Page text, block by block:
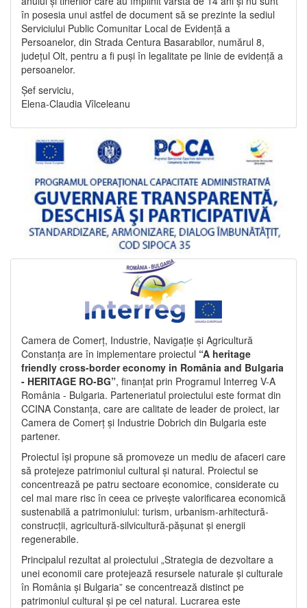
în posesia unui astfel de document să se prezinte la sediul
Serviciului Public Comunitar Local de Evidență a
Persoanelor, din Strada Centura Basarabilor, numărul 8,
județul Olt, pentru a fi puși în legalitate pe linie de evidență a
persoanelor.
Șef serviciu,
Elena-Claudia Vîlceleanu
Camera de Comerț, Industrie, Navigație și Agricultură
Constanța are în implementare proiectul “A heritage
friendly cross-border economy in România and Bulgaria
- HERITAGE RO-BG”, finanțat prin Programul Interreg V-A
România - Bulgaria. Parteneriatul proiectului este format din
CCINA Constanța, care are calitate de leader de proiect, iar
Camera de Comerț și Industrie Dobrich din Bulgaria este
partener.
Proiectul își propune să promoveze un mediu de afaceri care
să protejeze patrimoniul cultural și natural. Proiectul se
concentrează pe patru sectoare economice, considerate cu
cel mai mare risc în ceea ce privește valorificarea economică
sustenabilă a patrimoniului: turism, urbanism-arhitectură-
construcții, agricultură-silvicultură-pășunat și energii
regenerabile.
Principalul rezultat al proiectului „Strategia de dezvoltare a
unei economii care protejează resursele naturale și culturale
în România și Bulgaria” se concentrează distinct pe
patrimoniul cultural și pe cel natural. Lucrarea este